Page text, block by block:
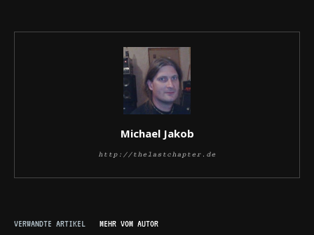
Michael Jakob
http://thelastchapter.de
VERWANDTE ARTIKEL MEHR VOM AUTOR